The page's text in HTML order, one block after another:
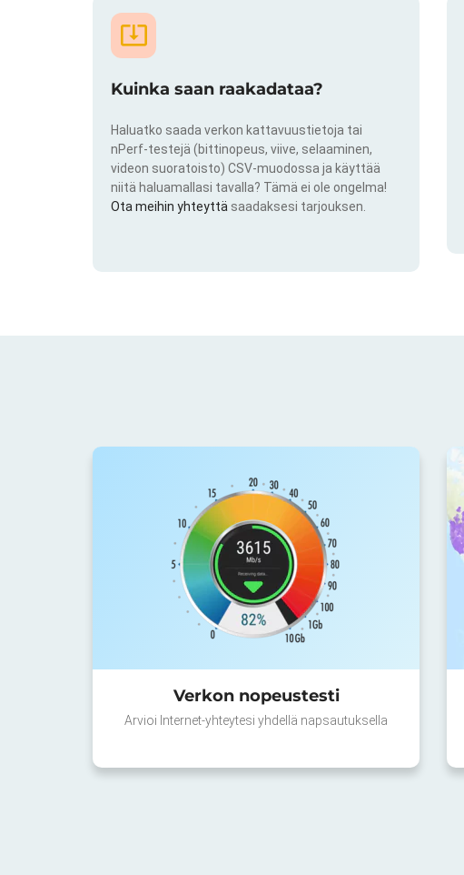
Kuinka saan raakadataa?
Haluatko saada verkon kattavuustietoja tai
nPerf-testejä (bittinopeus, viive, selaaminen,
videon suoratoisto) CSV-muodossa ja käyttää
niitä haluamallasi tavalla? Tämä ei ole ongelma!
Ota meihin yhteyttä saadaksesi tarjouksen.
Verkon nopeustesti
Arvioi Internet-yhteytesi yhdellä napsautuksella